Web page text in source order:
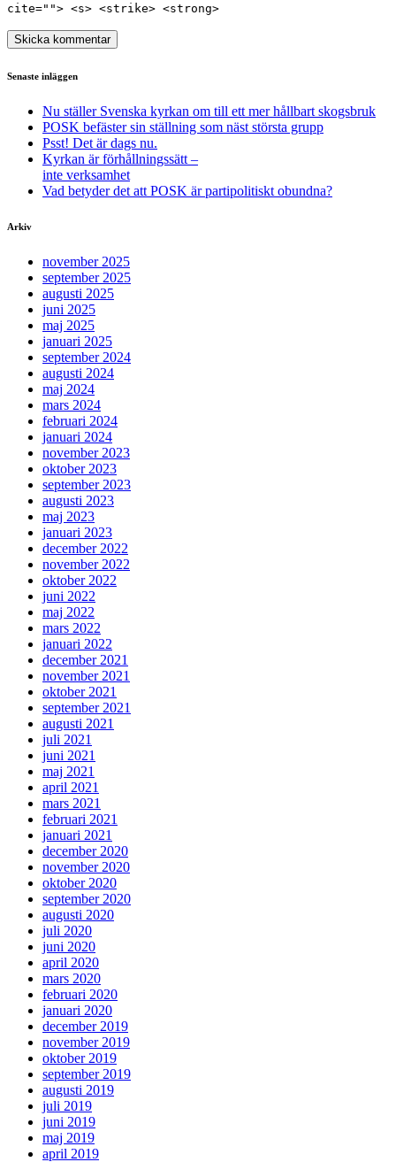
cite=""> <s> <strike> <strong>
Senaste inläggen
Nu ställer Svenska kyrkan om till ett mer hållbart skogsbruk
POSK befäster sin ställning som näst största grupp
Psst! Det är dags nu.
Kyrkan är förhållningssätt –
inte verksamhet
Vad betyder det att POSK är partipolitiskt obundna?
Arkiv
november 2025
september 2025
augusti 2025
juni 2025
maj 2025
januari 2025
september 2024
augusti 2024
maj 2024
mars 2024
februari 2024
januari 2024
november 2023
oktober 2023
september 2023
augusti 2023
maj 2023
januari 2023
december 2022
november 2022
oktober 2022
juni 2022
maj 2022
mars 2022
januari 2022
december 2021
november 2021
oktober 2021
september 2021
augusti 2021
juli 2021
juni 2021
maj 2021
april 2021
mars 2021
februari 2021
januari 2021
december 2020
november 2020
oktober 2020
september 2020
augusti 2020
juli 2020
juni 2020
april 2020
mars 2020
februari 2020
januari 2020
december 2019
november 2019
oktober 2019
september 2019
augusti 2019
juli 2019
juni 2019
maj 2019
april 2019